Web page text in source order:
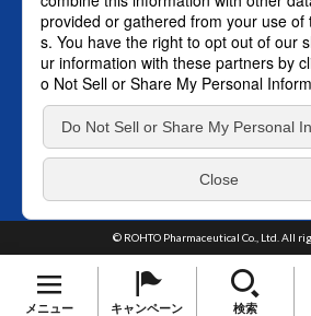
メニュー キャンペーン 検索
月～土：9時～21時 日祝：9
（年末年始を除く）
おかけ間違いのないようご注意
SNS オフィシャルアカ
© ROHTO Pharmaceutical Co., Ltd. All
シーポリシーはこちら。